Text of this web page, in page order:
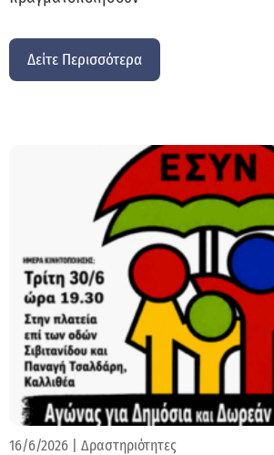
Δείτε Περισσότερα
16/6/2026 Δραστηριότητες